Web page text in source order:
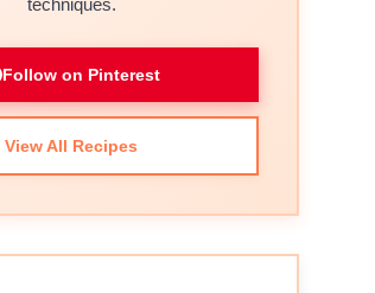
techniques.
Follow on Pinterest
View All Recipes